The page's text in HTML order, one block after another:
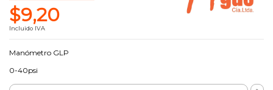
$9,20
Incluido IVA
Manómetro GLP
0-40psi